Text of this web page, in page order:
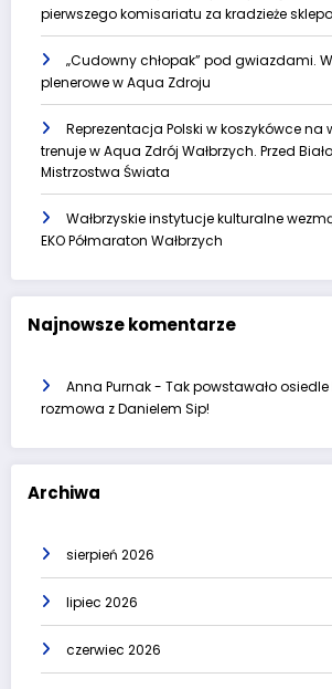
pierwszego komisariatu za kradzieże
„Cudowny chłopak” pod gwiazdami.
plenerowe w Aqua Zdroju
Reprezentacja Polski w koszykówce
trenuje w Aqua Zdrój Wałbrzych. Przed
Mistrzostwa Świata
Wałbrzyskie instytucje kulturalne
EKO Półmaraton Wałbrzych
Najnowsze komentarze
Anna Purnak- Tak powstawało
rozmowa z Danielem Sip!
Archiwa
sierpień 2026
lipiec 2026
czerwiec 2026